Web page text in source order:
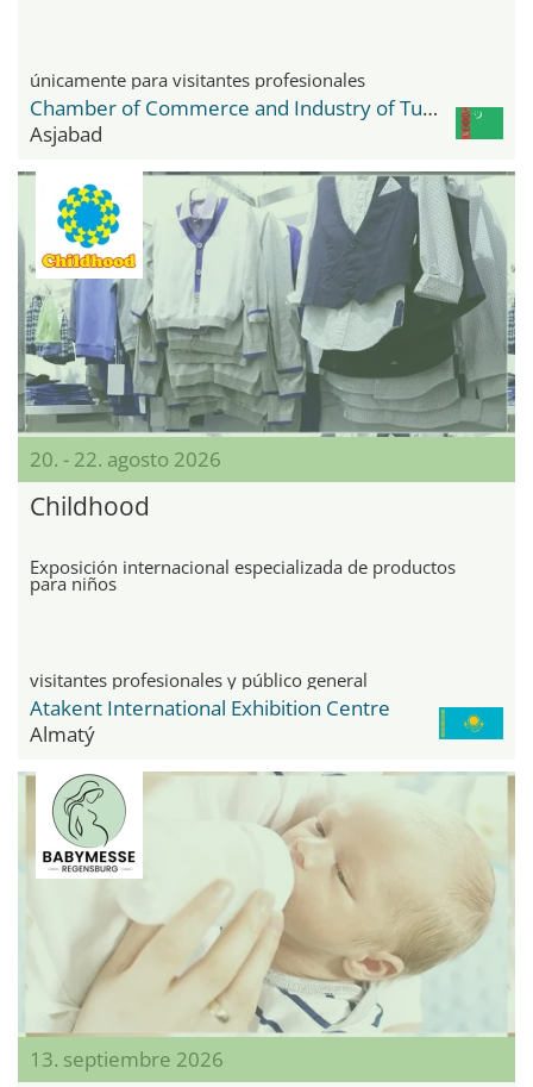
únicamente para visitantes profesionales
Chamber of Commerce and Industry of Turkmenistan
Asjabad
20. - 22. agosto 2026
Childhood
Exposición internacional especializada de productos
para niños
visitantes profesionales y público general
Atakent International Exhibition Centre
Almatý
13. septiembre 2026